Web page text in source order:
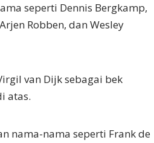
seperti Dennis Bergkamp,
Robben, dan Wesley
van Dijk sebagai bek
atas.
nama-nama seperti Frank de